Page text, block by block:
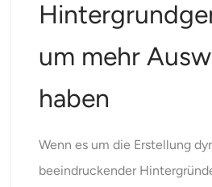
um mehr
haben
Wenn es um die Erstellung
beeindruckender